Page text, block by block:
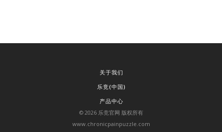
关于我们
乐竞(中国)
产品中心
© 2026乐竞官网 版权所有
www.chronicpainpuzzle.com